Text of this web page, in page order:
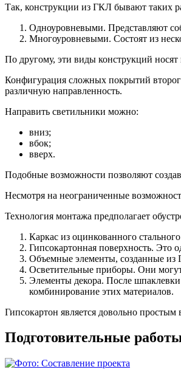
Так, конструкции из ГКЛ бывают таких
Одноуровневыми. Представляют
Многоуровневыми. Состоят из
По другому, эти виды конструкций
Конфигурация сложных покрытий
различную направленность.
Направить светильники можно:
вниз;
вбок;
вверх.
Подобные возможности позволяют
Несмотря на неограниченные
Технология монтажа предполагает
Каркас из оцинкованного
Гипсокартонная поверхность. Это
Объемные элементы, созданные из
Осветительные приборы. Они
Элементы декора. После шпаклевки
комбинирование этих материалов.
Гипсокартон является довольно
Подготовительные